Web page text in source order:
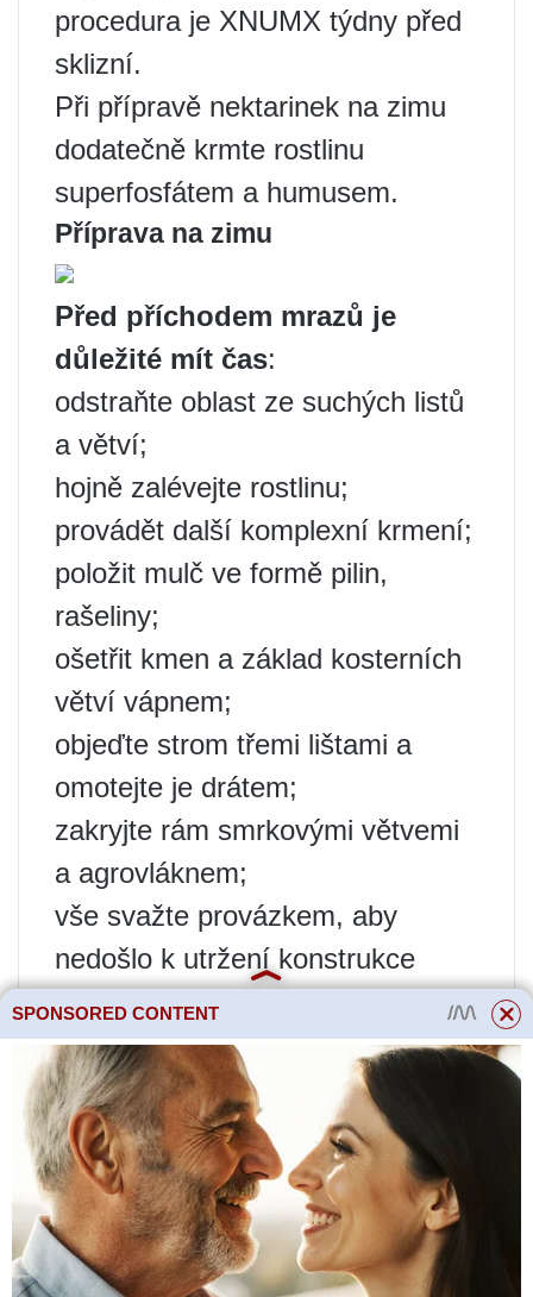
procedura je XNUMX týdny před
sklizní.
Při přípravě nektarinek na zimu
dodatečně krmte rostlinu
superfosfátem a humusem.
Příprava na zimu
Před příchodem mrazů je
důležité mít čas:
odstraňte oblast ze suchých listů
a větví;
hojně zalévejte rostlinu;
provádět další komplexní krmení;
položit mulč ve formě pilin,
rašeliny;
ošetřit kmen a základ kosterních
větví vápnem;
objeďte strom třemi lištami a
omotejte je drátem;
zakryjte rám smrkovými větvemi
a agrovláknem;
vše svažte provázkem, aby
nedošlo k utržení konstrukce
vlivem nárazového větru.
Přečtěte si více
WEB GARDEN -
Archiv fóra -
Agresivita
konvalinek
SPONSORED CONTENT